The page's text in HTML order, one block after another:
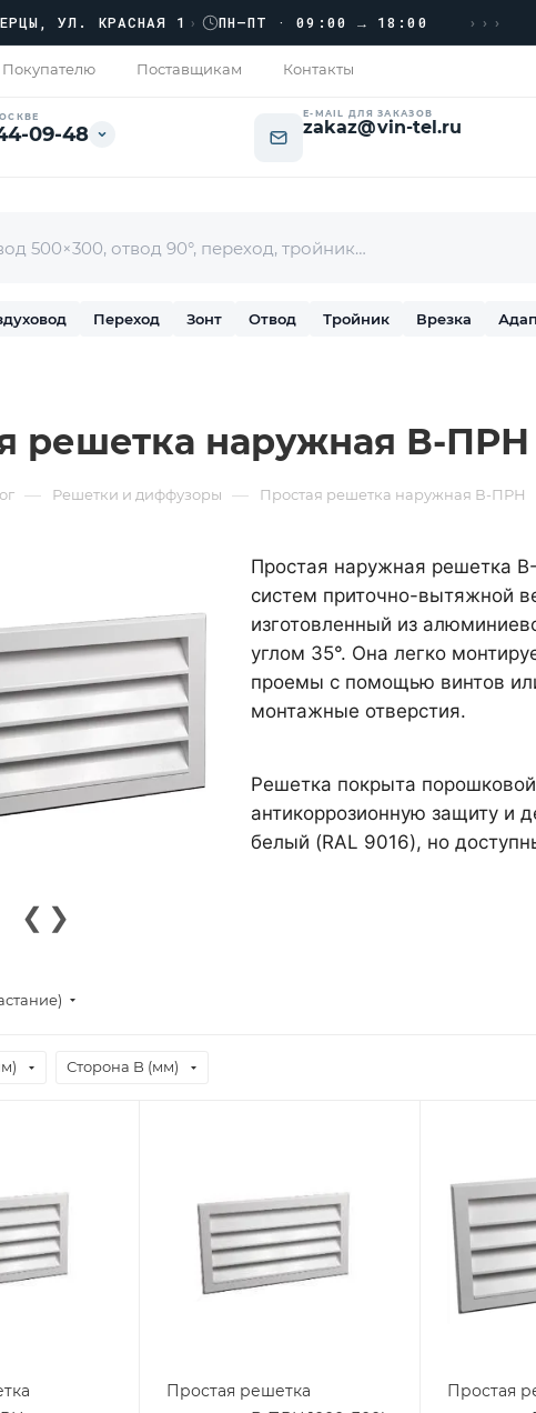
УЛ. КРАСНАЯ 1› ПН–ПТ · 09:00 → 18:00 ›››
Покупателю Поставщикам Контакты
09-48
E-MAIL ДЛЯ ЗАКАЗОВ
zakaz@vin-tel.ru
Переход Зонт Отвод Тройник Врезка
решетка наружная В-ПРН
— Решетки и диффузоры — Простая решетка наружная В-ПРН
❮ ❯
Простая наружная решетка
систем приточно-вытяжной
изготовленный из
углом 35°. Она легко
проемы с помощью винтов
монтажные отверстия.
Решетка покрыта
антикоррозионную защиту и
белый (RAL 9016), но
Сторона B (мм)
Простая решетка
Простая